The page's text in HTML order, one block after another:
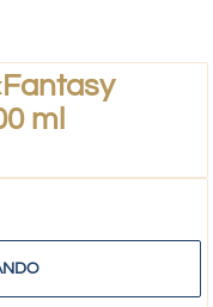
ml